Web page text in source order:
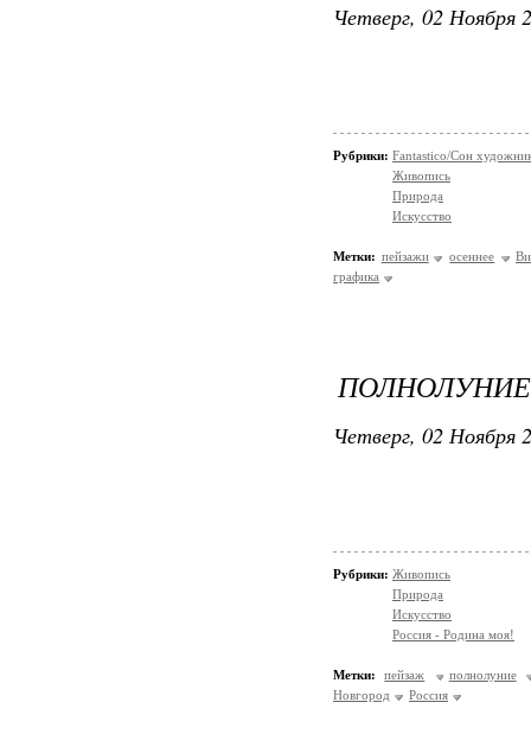
Четверг, 02 Ноября
Рубрики: Fantastico/Сон
Живопись
Природа
Искусство
Метки: пейзажи осеннее
графика
Четверг, 02 Ноября
Рубрики: Живопись
Природа
Искусство
Россия - Родина моя!
Метки: пейзаж
полнолуние
Новгород
Россия